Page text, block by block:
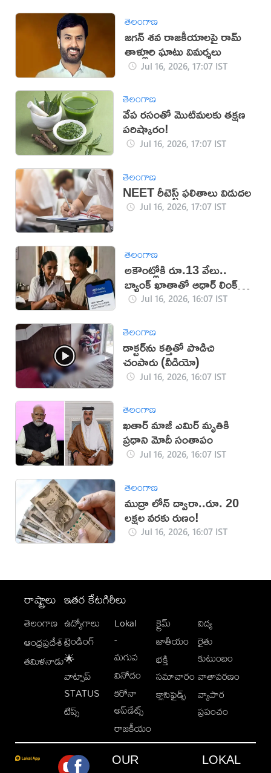
తెలంగాణ
జగన్ శవ రాజకీయాలపై రామ్
తాళ్లూరి ఘాటు విమర్శలు
Jul 16, 2026, 17:07 IST
తెలంగాణ
వేప రసంతో మొటిమలకు తక్షణ
పరిష్కారం!
Jul 16, 2026, 17:07 IST
తెలంగాణ
NEET రీటెస్ట్ ఫలితాలు విడుదల
Jul 16, 2026, 17:07 IST
తెలంగాణ
అకౌంట్లోకి రూ.13 వేలు..
బ్యాంక్ ఖాతాతో ఆధార్ లింక్
తప్పనిసరి!
Jul 16, 2026, 16:07 IST
తెలంగాణ
డాక్టర్‌ను కత్తితో పొడిచి
చంపారు (వీడియో)
Jul 16, 2026, 16:07 IST
తెలంగాణ
ఖతార్ మాజీ ఎమిర్ మృతికి
ప్రధాని మోదీ సంతాపం
Jul 16, 2026, 16:07 IST
తెలంగాణ
ముద్రా లోన్ ద్వారా..రూ. 20
లక్షల వరకు రుణం!
Jul 16, 2026, 16:07 IST
రాష్ట్రాలు
తెలంగాణ
ఆంధ్రప్రదేశ్
తమిళనాడు
ఇతర కేటగిరీలు
ఉద్యోగాలు
ట్రెండింగ్
🌟
వాట్సాప్
STATUS
టిప్స్
Lokal
-
మగువ
వినోదం
కరోనా
అప్‌డేట్స్
రాజకీయం
క్రైమ్
జాతీయం
భక్తి
సమాచారం
క్లాసిఫైడ్స్
విద్య
రైతు
కుటుంబం
వాతావరణం
వ్యాపార
ప్రపంచం
OUR LOKAL